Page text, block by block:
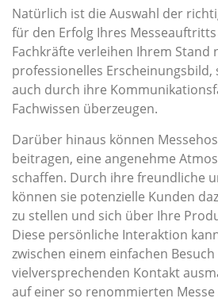
Natürlich ist die Auswahl der
für den Erfolg Ihres
Fachkräfte verleihen Ihrem Stand
professionelles
auch durch ihre
Fachwissen überzeugen.
Darüber hinaus können
beitragen, eine angenehme
schaffen. Durch ihre freundliche
können sie potenzielle Kunden
zu stellen und sich über Ihre
Diese persönliche Interaktion
zwischen einem einfachen
vielversprechenden Kontakt
auf einer so renommierten Messe